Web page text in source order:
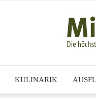
KULINARIK